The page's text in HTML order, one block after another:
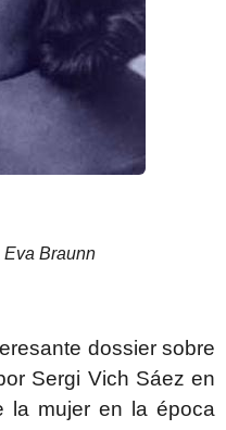
Braunn
dossier sobre
Sergi Vich Sáez en
la mujer en la época